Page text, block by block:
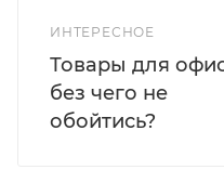
ИНТЕРЕСНОЕ
Товары для
без чего не
обойтись?